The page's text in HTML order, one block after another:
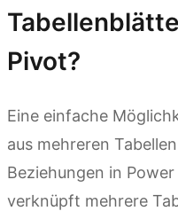
Pivot?
Eine einfache
aus mehreren
Beziehungen in
verknüpft mehrere